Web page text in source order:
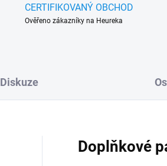
CERTIFIKOVANÝ OBCHOD
Ověřeno zákazníky na Heureka
Diskuze
Doplňkové